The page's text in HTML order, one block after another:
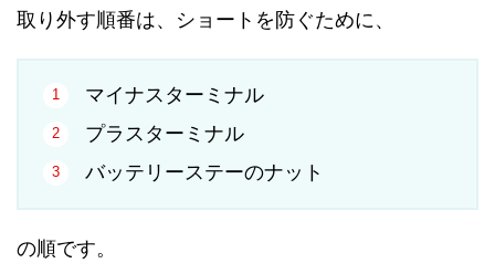
取り外す順番は、ショートを防ぐために、
マイナスターミナル
プラスターミナル
バッテリーステーのナット
の順です。